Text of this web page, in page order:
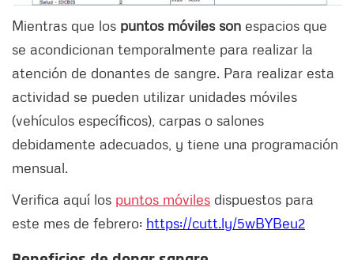
Mientras que los puntos móviles son espacios que
se acondicionan temporalmente para realizar la
atención de donantes de sangre. Para realizar esta
actividad se pueden utilizar unidades móviles
(vehículos específicos), carpas o salones
debidamente adecuados, y tiene una programación
mensual.
Verifica aquí los puntos móviles dispuestos para
este mes de febrero: https://cutt.ly/5wBYBeu2